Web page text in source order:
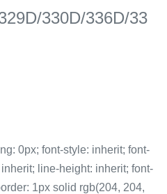
330D/336D/33
0px; font-style: inherit; font-
line-height: inherit; font-
1px solid rgb(204, 204,